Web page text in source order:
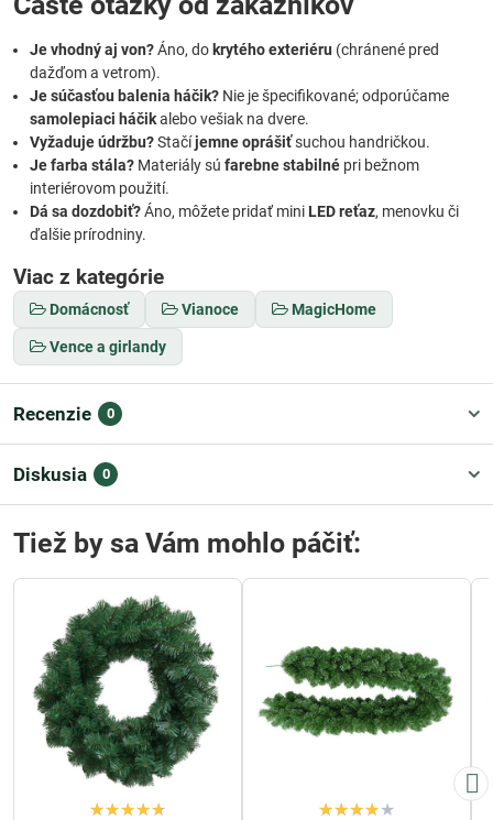
Je vhodný aj von?Áno, do krytého exteriéru (chránené pred
dažďom a vetrom).
Je súčasťou balenia háčik? Nie je špecifikované; odporúčame
samolepiaci háčikalebo vešiak na dvere.
Vyžaduje údržbu?Stačíjemne oprášiťsuchou handričkou.
Je farba stála? Materiály sú farebne stabilné pri bežnom
interiérovom použití.
Dá sa dozdobiť?Áno, môžete pridať mini LED reťaz, menovku či
ďalšie prírodniny.
Viac z kategórie
Domácnosť Vianoce MagicHome
Vence a girlandy
Recenzie 0
Diskusia 0
Tiež by sa Vám mohlo páčiť: